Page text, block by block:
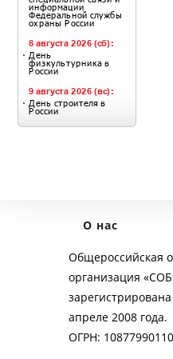
О нас
Общероссийская
организация
апреле 2008 года.
ОГРН: